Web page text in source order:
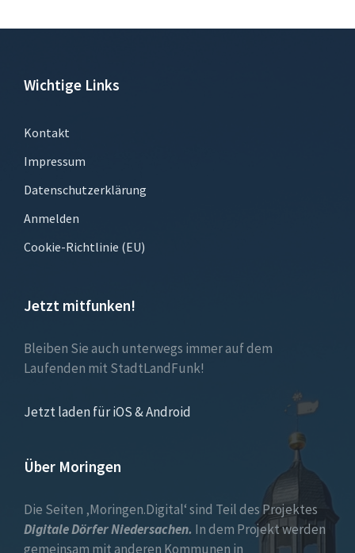
Wichtige Links
Kontakt
Impressum
Datenschutzerklärung
Anmelden
Cookie-Richtlinie (EU)
Jetzt mitfunken!
Bleiben Sie auch unterwegs immer auf dem
Laufenden mit StadtLandFunk!
Jetzt laden für iOS & Android
Über Moringen
Die Seiten ‚Moringen.Digital‘ sind Teil des Projektes
Digitale Dörfer Niedersachen. In dem Projekt werden
gemeinsam mit anderen Kommunen in